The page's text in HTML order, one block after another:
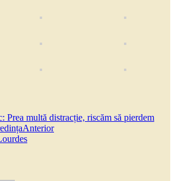
Prea multă distracție, riscăm să pierdem
Anterior